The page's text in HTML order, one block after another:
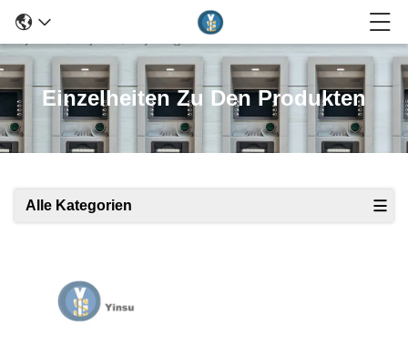
Einzelheiten Zu Den Produkten
Alle Kategorien